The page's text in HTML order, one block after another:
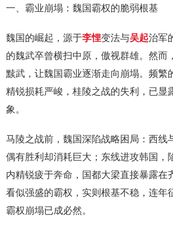
一、霸业崩塌：魏国霸权的脆弱根基
魏国的崛起，源于李悝变法与吴起治军
的魏武卒曾横扫中原，傲视群雄。然而，
黩武，让魏国霸业逐渐走向崩塌。频繁
精锐损耗严峻，桂陵之战的失利，已显
象。
马陵之战前，魏国深陷战略困局：西线
偶有胜利却消耗巨大；东线进攻韩国，
内精锐疲于奔命，国都大梁直接暴露在
看似强盛的霸权，实则根基不稳，连年
霸权崩塌已成必然。